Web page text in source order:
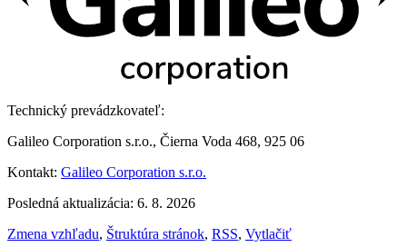
Technický prevádzkovateľ:
Galileo Corporation s.r.o., Čierna Voda 468, 925 06
Kontakt: Galileo Corporation s.r.o.
Posledná aktualizácia: 6. 8. 2026
Zmena vzhľadu, Štruktúra stránok, RSS, Vytlačiť